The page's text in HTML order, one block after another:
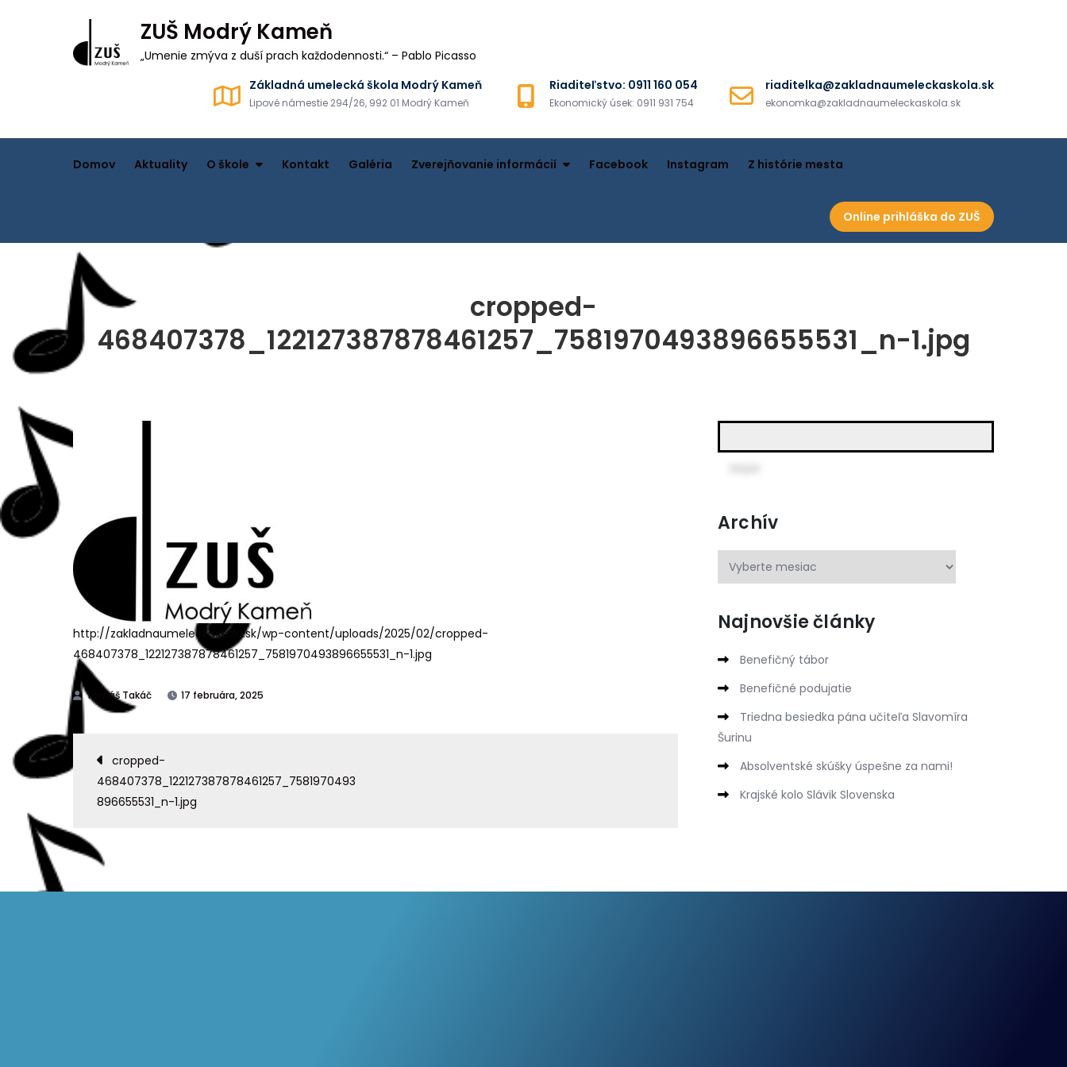
ZUŠ Modrý Kameň
„Umenie zmýva z duší prach každodennosti.“ – Pablo Picasso
Základná umelecká škola Modrý Kameň
Lipové námestie 294/26, 992 01 Modrý Kameň
Riaditeľstvo: 0911 160 054
Ekonomický úsek: 0911 931 754
riaditelka@zakladnaumeleckaskola.sk
ekonomka@zakladnaumeleckaskola.sk
Domov Aktuality O škole Kontakt Galéria Zverejňovanie informácií Facebook Instagram Z histórie mesta
Online prihláška do ZUŠ
cropped-
468407378_122127387878461257_7581970493896655531_n-1.jpg
http://zakladnaumeleckaskola.sk/wp-content/uploads/2025/02/cropped-
468407378_122127387878461257_7581970493896655531_n-1.jpg
17 februára, 2025
cropped-
468407378_122127387878461257_7581970493
896655531_n-1.jpg
Archív
Najnovšie články
Benefičný tábor
Benefičné podujatie
Triedna besiedka pána učiteľa Slavomíra
Šurinu
Absolventské skúšky úspešne za nami!
Krajské kolo Slávik Slovenska